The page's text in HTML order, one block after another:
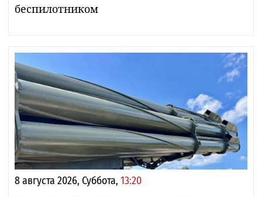
беспилотником
8 августа 2026, Суббота, 13:20